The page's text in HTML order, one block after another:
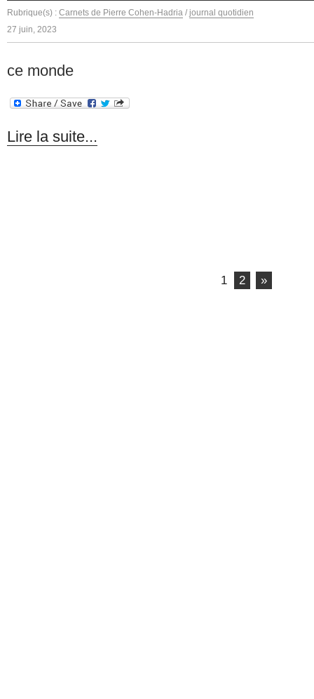
Rubrique(s) : Carnets de Pierre Cohen-Hadria / journal quotidien
27 juin, 2023
ce monde
Lire la suite...
1 2 »